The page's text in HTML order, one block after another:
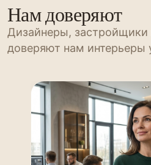
Нам доверяют
Дизайнеры, застройщики
доверяют нам интерьеры